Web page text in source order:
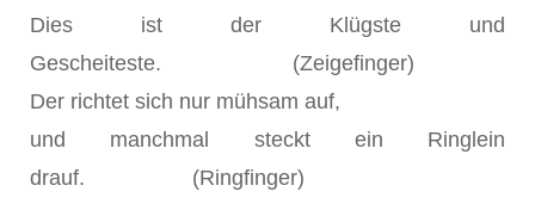
Dies ist der Klügste und
Gescheiteste. (Zeigefinger)
Der richtet sich nur mühsam auf,
und manchmal steckt ein Ringlein
drauf. (Ringfinger)